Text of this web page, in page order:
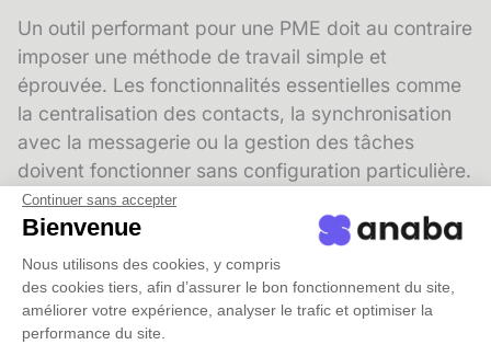
Continuer sans accepter
Bienvenue
Nous utilisons des cookies, y compris
des cookies tiers, afin d’assurer le bon fonctionnement du site,
améliorer votre expérience, analyser le trafic et optimiser la
performance du site.
Un outil performant pour une PME doit au contraire
imposer une méthode de travail simple et
éprouvée. Les fonctionnalités essentielles comme
la centralisation des contacts, la synchronisation
avec la messagerie ou la gestion des tâches
doivent fonctionner sans configuration particulière.
L'utilisateur se concentre sur son métier, pas sur la
maîtrise de l'outil. Cette philosophie produit des
résultats concrets : les PME qui adoptent des
solutions simples voient leur taux d'adoption
dépasser 90%, contre 40% pour les solutions
complexes.